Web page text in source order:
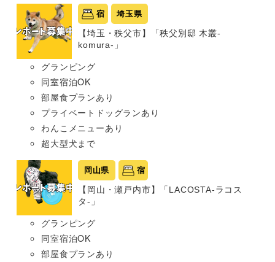
宿 埼玉県
【埼玉・秩父市】「秩父別邸 木叢-
komura-」
グランピング
同室宿泊OK
部屋食プランあり
プライベートドッグランあり
わんこメニューあり
超大型犬まで
岡山県 宿
【岡山・瀬戸内市】「LACOSTA-ラコス
タ-」
グランピング
同室宿泊OK
部屋食プランあり